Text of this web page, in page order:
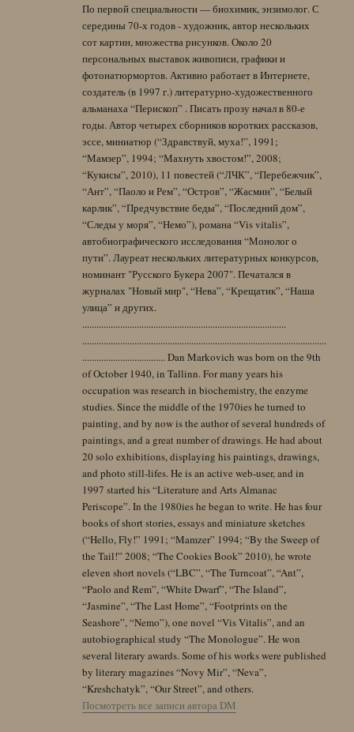
По первой специальности — биохимик, энзимолог. С
середины 70-х годов - художник, автор нескольких
сот картин, множества рисунков. Около 20
персональных выставок живописи, графики и
фотонатюрмортов. Активно работает в Интернете,
создатель (в 1997 г.) литературно-художественного
альманаха “Перископ” . Писать прозу начал в 80-е
годы. Автор четырех сборников коротких рассказов,
эссе, миниатюр (“Здравствуй, муха!”, 1991;
“Мамзер”, 1994; “Махнуть хвостом!”, 2008;
“Кукисы”, 2010), 11 повестей (“ЛЧК”, “Перебежчик”,
“Ант”, “Паоло и Рем”, “Остров”, “Жасмин”, “Белый
карлик”, “Предчувствие беды”, “Последний дом”,
“Следы у моря”, “Немо”), романа “Vis vitalis”,
автобиографического исследования “Монолог о
пути”. Лауреат нескольких литературных конкурсов,
номинант "Русского Букера 2007". Печатался в
журналах "Новый мир", “Нева”, “Крещатик”, “Наша
улица” и других.
......................................................................................
.......................................................................................................
................................... Dan Markovich was born on the 9th
of October 1940, in Tallinn. For many years his
occupation was research in biochemistry, the enzyme
studies. Since the middle of the 1970ies he turned to
painting, and by now is the author of several hundreds of
paintings, and a great number of drawings. He had about
20 solo exhibitions, displaying his paintings, drawings,
and photo still-lifes. He is an active web-user, and in
1997 started his “Literature and Arts Almanac
Periscope”. In the 1980ies he began to write. He has four
books of short stories, essays and miniature sketches
(“Hello, Fly!” 1991; “Mamzer” 1994; “By the Sweep of
the Tail!” 2008; “The Cookies Book” 2010), he wrote
eleven short novels (“LBC”, “The Turncoat”, “Ant”,
“Paolo and Rem”, “White Dwarf”, “The Island”,
“Jasmine”, “The Last Home”, “Footprints on the
Seashore”, “Nemo”), one novel “Vis Vitalis”, and an
autobiographical study “The Monologue”. He won
several literary awards. Some of his works were published
by literary magazines “Novy Mir”, “Neva”,
“Kreshchatyk”, “Our Street”, and others.
Посмотреть все записи автора DM